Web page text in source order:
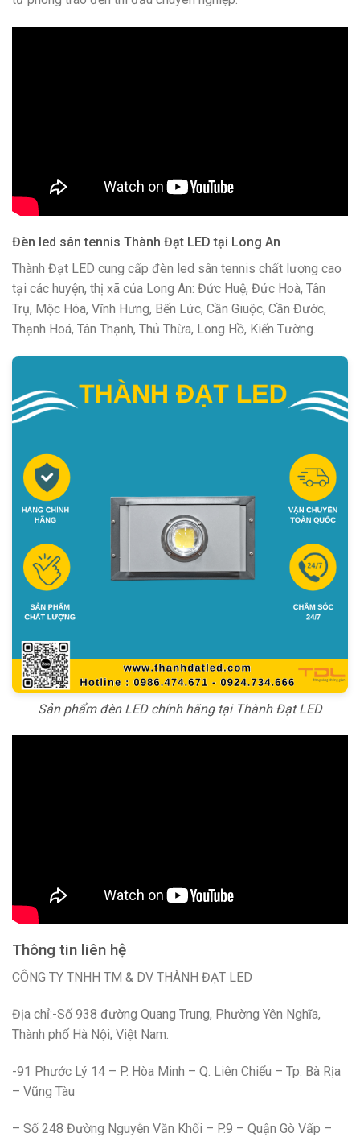
Đèn led sân tennis Thành Đạt LED tại Long An
Thành Đạt LED cung cấp đèn led sân tennis chất lượng cao
tại các huyện, thị xã của Long An: Đức Huệ, Đức Hoà, Tân
Trụ, Mộc Hóa, Vĩnh Hưng, Bến Lức, Cần Giuộc, Cần Đước,
Thạnh Hoá, Tân Thạnh, Thủ Thừa, Long Hồ, Kiến Tường.
Sản phẩm đèn LED chính hãng tại Thành Đạt LED
Thông tin liên hệ
CÔNG TY TNHH TM & DV THÀNH ĐẠT LED
Địa chỉ:-Số 938 đường Quang Trung, Phường Yên Nghĩa,
Thành phố Hà Nội, Việt Nam.
-91 Phước Lý 14 – P. Hòa Minh – Q. Liên Chiểu – Tp. Bà Rịa
– Vũng Tàu
– Số 248 Đường Nguyễn Văn Khối – P.9 – Quận Gò Vấp –